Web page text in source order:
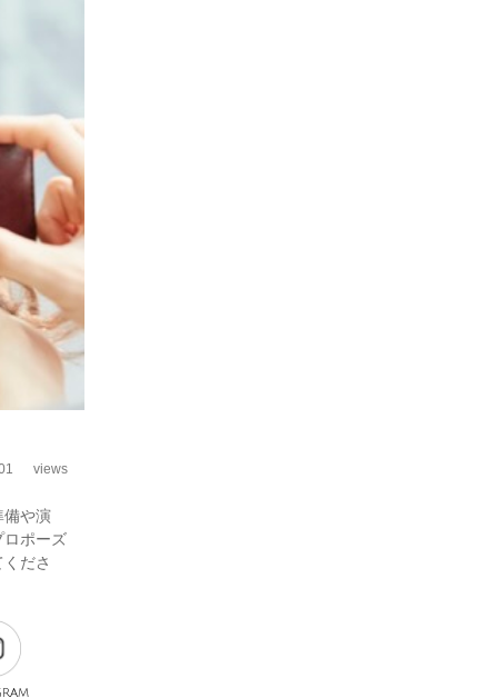
views
備や演
ロポーズ
ださ